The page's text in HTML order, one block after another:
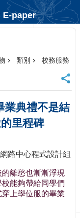
E-paper
類別 校務服務
業典禮不是結
里程碑
路中心程式設計組
離愁也漸漸浮現
能夠帶給同學們
上學位服的畢業